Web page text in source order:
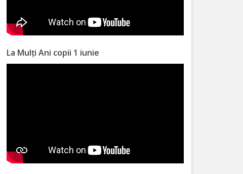
La Mulți Ani copii 1 iunie